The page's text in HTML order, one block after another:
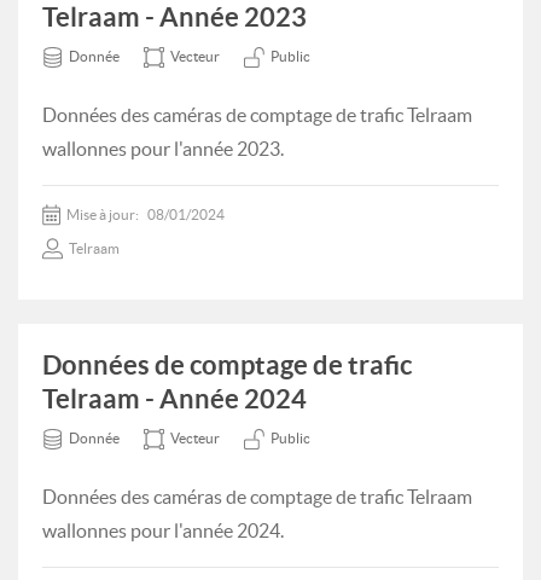
Telraam - Année 2023
Donnée Vecteur Public
Données des caméras de comptage de trafic Telraam
wallonnes pour l'année 2023.
Mise à jour: 08/01/2024
Telraam
Données de comptage de trafic
Telraam - Année 2024
Donnée Vecteur Public
Données des caméras de comptage de trafic Telraam
wallonnes pour l'année 2024.